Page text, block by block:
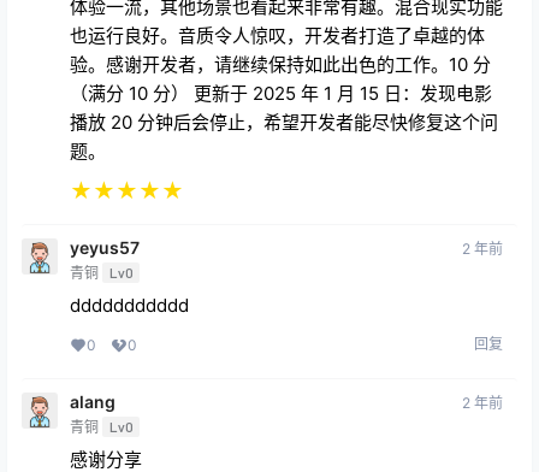
体验一流，其他场景也看起来非常有趣。混合现实功能
也运行良好。音质令人惊叹，开发者打造了卓越的体
验。感谢开发者，请继续保持如此出色的工作。10 分
（满分 10 分） 更新于 2025 年 1 月 15 日：发现电影
播放 20 分钟后会停止，希望开发者能尽快修复这个问
题。
★★★★★
yeyus57
青铜 Lv0
2 年前
ddddddddddd
0 0 回复
alang
青铜 Lv0
2 年前
感谢分享